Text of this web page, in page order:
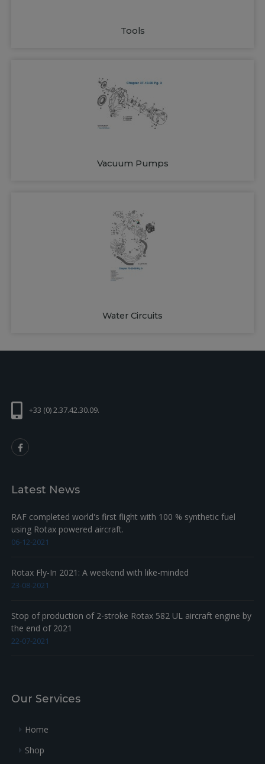
Tools
Vacuum Pumps
Water Circuits
+33 (0) 2.37.42.30.09.
Latest News
RAF completed world's first flight with 100 % synthetic fuel
using Rotax powered aircraft.
06-12-2021
Rotax Fly-In 2021: A weekend with like-minded
23-08-2021
Stop of production of 2-stroke Rotax 582 UL aircraft engine by
the end of 2021
22-07-2021
Our Services
Home
Shop